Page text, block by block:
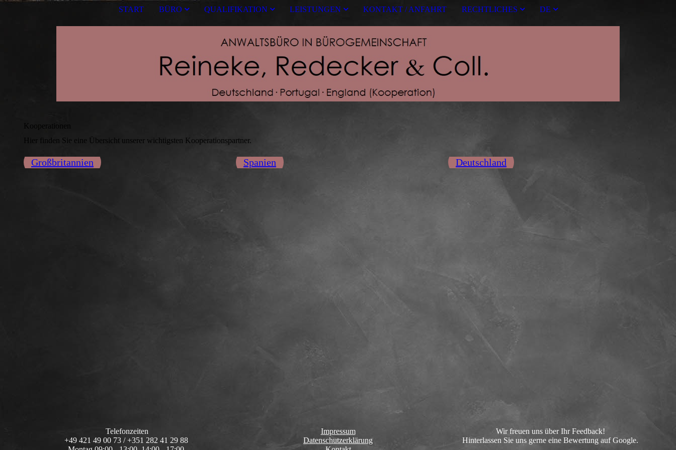
START BÜRO QUALIFIKATION LEISTUNGEN KONTAKT / ANFAHRT RECHTLICHES DE
Kooperationen
Hier finden Sie eine Übersicht unserer wichtigsten Kooperationspartner.
Großbritannien Spanien Deutschland
Telefonzeiten
+49 421 49 00 73 / +351 282 41 29 88
Impressum
Datenschutzerklärung
Wir freuen uns über Ihr Feedback!
Hinterlassen Sie uns gerne eine Bewertung auf Google.